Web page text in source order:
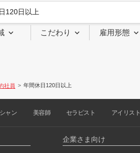
120日以上
こだわり 雇用形態
社員 年間休日120日以上
ャン 美容師 セラピスト アイリスト
企業さま向け